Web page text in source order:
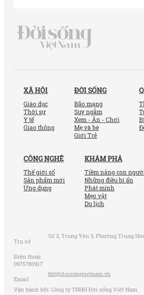
XÃ HỘI
Giáo dục
Thời sự
Y tế
Giao thông
ĐỜI SỐNG
Bão mạng
Suy ngẫm
Xem - Ăn - Chơi
Mẹ và bé
Giới Trẻ
CÔNG NGHỆ
Thế giới số
Sản phẩm mới
Ứng dụng
KHÁM PHÁ
Tiềm năng con
Những điều bí ẩn
Phát minh
Mẹo vặt
Du lịch
Trụ sở
: Số 3, Trung Yên 3, Phường Trung
Điện thoại:
0975780917
Email
: bbt@doisongvietnam.vn
Vận hành bởi: Công ty TNHH Đời sống Việt Nam